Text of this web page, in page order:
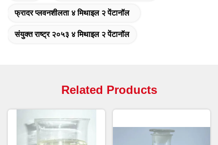
फ्रादर प्लवनशीलता ४ मिथाइल २ पेंटानॉल
संयुक्त राष्ट्र २०५३ ४ मिथाइल २ पेंटानॉल
Related Products